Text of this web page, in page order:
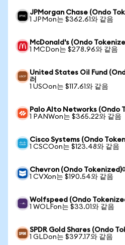
JPMorgan Chase (Ondo
1 JPMon는 $362.61와 같음
McDonald's (Ondo
1 MCDon는 $278.96와 같음
United States Oil Fund
러
1 USOon는 $117.61와 같음
Palo Alto Networks (Ondo
1 PANWon는 $365.22와 같음
Cisco Systems (Ondo
1 CSCOon는 $123.48와 같음
Chevron (Ondo Tokenized)
1 CVXon는 $190.54와 같음
Wolfspeed (Ondo
1 WOLFon는 $33.01와 같음
SPDR Gold Shares (Ondo
1 GLDon는 $397.17와 같음